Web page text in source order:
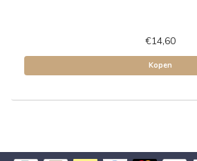
€14,60
Kopen